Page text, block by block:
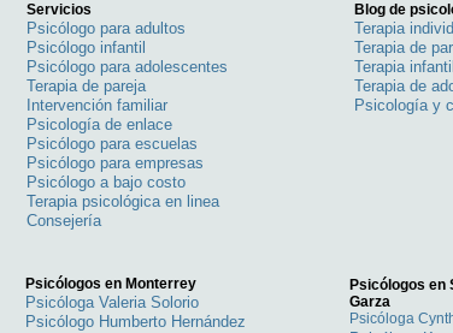
Servicios
Psicólogo para adultos
Psicólogo infantil
Psicólogo para adolescentes
Terapia de pareja
Intervención familiar
Psicología de enlace
Psicólogo para escuelas
Psicólogo para empresas
Psicólogo a bajo costo
Terapia psicológica en linea
Consejería
Blog de
Terapia
Terapia de
Terapia infantil
Terapia de
Psicología y
Psicólogos en Monterrey
Psicóloga Valeria Solorio
Psicólogo Humberto Hernández
Psicólogos en
Garza
Psicóloga